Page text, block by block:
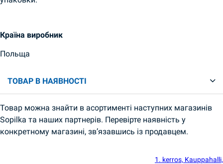
Країна виробник
Польща
ТОВАР В НАЯВНОСТІ
Товар можна знайти в асортименті наступних магазинів
Sopilka та наших партнерів. Перевірте наявність у
конкретному магазині, зв’язавшись із продавцем.
1. kerros, Kauppahalli,